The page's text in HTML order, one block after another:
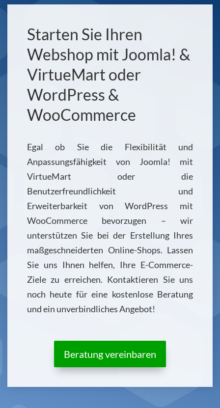
Starten Sie Ihren
Webshop mit Joomla! &
VirtueMart oder
WordPress &
WooCommerce
Egal ob Sie die Flexibilität und
Anpassungsfähigkeit von Joomla! mit
VirtueMart oder die
Benutzerfreundlichkeit und
Erweiterbarkeit von WordPress mit
WooCommerce bevorzugen – wir
unterstützen Sie bei der Erstellung Ihres
maßgeschneiderten Online-Shops. Lassen
Sie uns Ihnen helfen, Ihre E-Commerce-
Ziele zu erreichen. Kontaktieren Sie uns
noch heute für eine kostenlose Beratung
und ein unverbindliches Angebot!
Beratung vereinbaren